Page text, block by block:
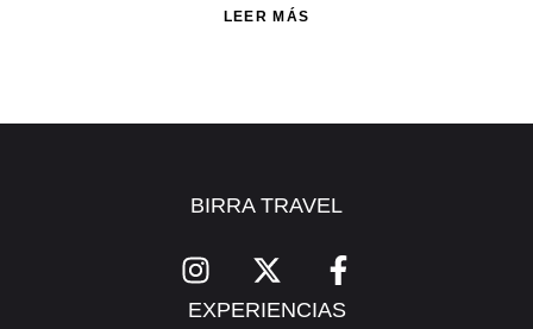
LEER MÁS
BIRRA TRAVEL
EXPERIENCIAS